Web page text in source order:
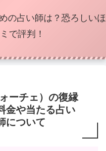
の占い師は？恐ろしいほ
で評判！
ーチェ）の復縁
金や当たる占い
について